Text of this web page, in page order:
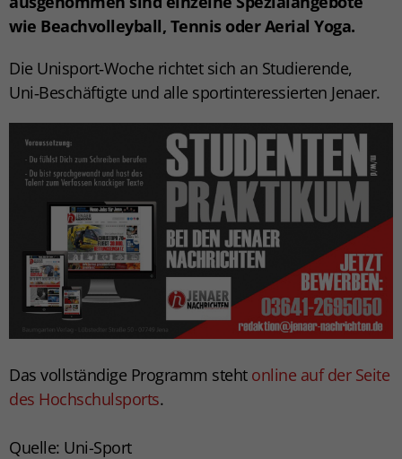
wie Beachvolleyball, Tennis oder Aerial Yoga.
Die Unisport‑Woche richtet sich an Studierende,
Uni‑Beschäftigte und alle sportinteressierten Jenaer.
Das vollständige Programm steht online auf der Seite
des Hochschulsports.
Quelle: Uni-Sport